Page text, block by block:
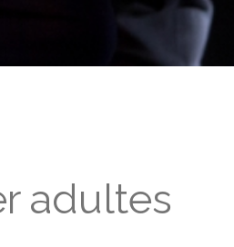
adultes